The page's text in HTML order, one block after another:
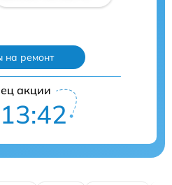
на ремонт
акции